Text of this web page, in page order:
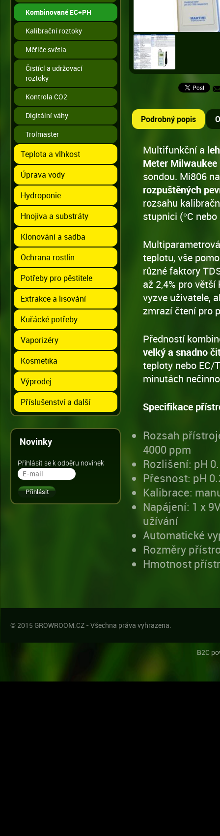
Kombinované EC+PH
Kalibrační roztoky
Měřiče světla
Čistící a udržovací
roztoky
Kontrola CO2
Digitální váhy
Trolmaster
Teplota a vlhkost
Úprava vody
Hydroponie
Hnojiva a substráty
Klonování a sadba
Ochrana rostlin
Potřeby pro pěstitele
Extrakce a lisování
Kuřácké potřeby
Vaporizéry
Kosmetika
Výprodej
Příslušenství a další
Novinky
Přihlásit se k odběru novinek
Podrobný popis
Multifunkční a
Meter
sondou. Mi806
rozpuštěných
rozsahu
stupnici (°C nebo
teplotu, vše
různé faktory
až 2,4% pro
vyzve uživatele,
zmrazí čtení pro
Předností
velký a snadno
teploty nebo EC/
minutách
Specifikace
Rozsah
4000 ppm
Rozlišení: pH
Přesnost: pH
Kalibrace:
Napájení: 1 x
užívání
Automatické
Rozměry
Hmotnost
© 2015 GROWROOM.CZ - Všechna práva vyhrazena.
B2C